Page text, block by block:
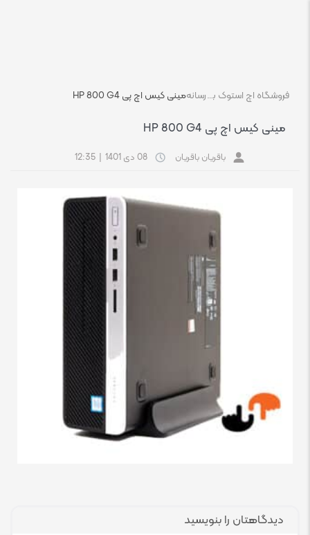
فروشگاه اچ استوک بازار انلاین تجهیزات کامپیوتر استوکرسانهمینی کیس اچ پی HP 800 G4
مینی کیس اچ پی HP 800 G4
باقریان باقریان 08 دی 1401 12:35
دیدگاهتان را بنویسید